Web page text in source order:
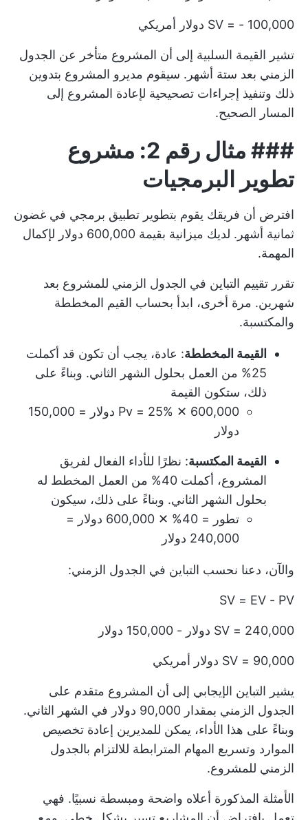
SV = - 100,000 دولار أمريكي
تشير القيمة السلبية إلى أن المشروع متأخر عن الجدول
الزمني بعد ستة أشهر. سيقوم مديرو المشروع بتدوين
ذلك وتنفيذ إجراءات تصحيحية لإعادة المشروع إلى
المسار الصحيح.
###
مثال رقم 2: مشروع
تطوير البرمجيات
افترض أن فريقك يقوم بتطوير تطبيق برمجي في غضون
ثمانية أشهر. لديك ميزانية بقيمة 600,000 دولار لإكمال
المهمة.
تقرر تقييم التباين في الجدول الزمني للمشروع بعد
شهرين. مرة أخرى، ابدأ بحساب القيم المخططة
والمكتسبة.
القيمة المخططة: عادة، يجب أن تكون قد أكملت
25% من العمل بحلول الشهر الثاني. وبناءً على
ذلك، ستكون القيمة
Pv = 25% ✕ 600,000 دولار = 150,000
دولار
القيمة المكتسبة: نظرًا للأداء الفعال لفريق
المشروع، أكملت 40% من العمل المخطط له
بحلول الشهر الثاني. وبناءً على ذلك، سيكون
تطور = 40% ✕ 600,000 دولار =
240,000 دولار
والآن، دعنا نحسب التباين في الجدول الزمني:
SV = EV - PV
SV = 240,000 دولار - 150,000 دولار
SV = 90,000 دولار أمريكي
يشير التباين الإيجابي إلى أن المشروع متقدم على
الجدول الزمني بمقدار 90,000 دولار في الشهر الثاني.
وبناءً على هذا الأداء، يمكن للمديرين إعادة تخصيص
الموارد وتسريع المهام المترابطة للالتزام بالجدول
الزمني للمشروع.
الأمثلة المذكورة أعلاه واضحة ومبسطة نسبيًا. فهي